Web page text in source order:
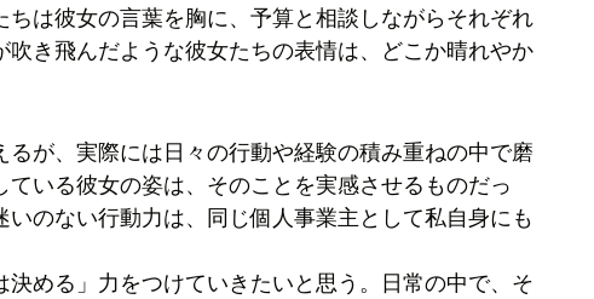
は彼女の言葉を胸に、予算と相談しながらそれぞれ
き飛んだような彼女たちの表情は、どこか晴れやか
が、実際には日々の行動や経験の積み重ねの中で磨
いる彼女の姿は、そのことを実感させるものだっ
のない行動力は、同じ個人事業主として私自身にも
める」力をつけていきたいと思う。日常の中で、そ